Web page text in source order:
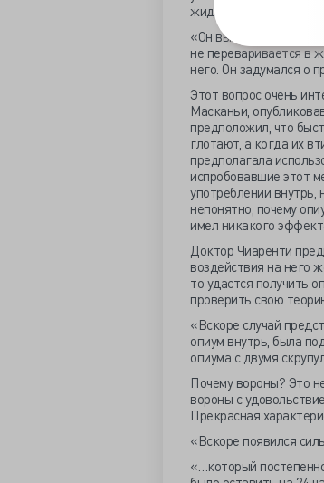
жидкостей.
«Он выяснил, что
не переваривается в
него. Он задумался о
Этот вопрос очень
Масканьи,
предположил, что
глотают, а когда их
предполагала
испробовавшие этот
употреблении
непонятно, почему
имел никакого
Доктор Чиаренти
воздействия на него
то удастся получить
проверить свою
«Вскоре случай
опиум внутрь, была
опиума с двумя
Почему вороны? Это
вороны с
Прекрасная
«Вскоре появился
«…который